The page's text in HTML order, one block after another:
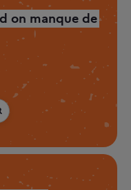
on manque de